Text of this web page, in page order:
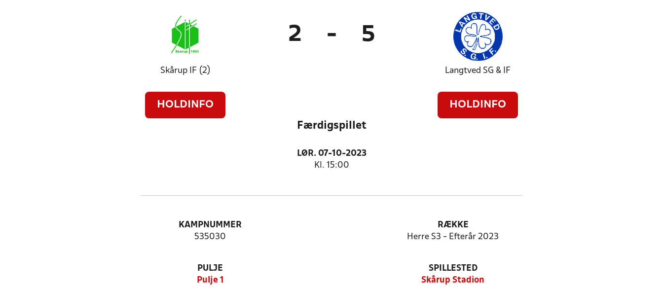
Skårup IF (2)
HOLDINFO
2 - 5
Langtved SG & IF
HOLDINFO
Færdigspillet
LØR. 07-10-2023
Kl. 15:00
KAMPNUMMER
535030
RÆKKE
Herre S3 - Efterår 2023
PULJE
Pulje 1
SPILLESTED
Skårup Stadion